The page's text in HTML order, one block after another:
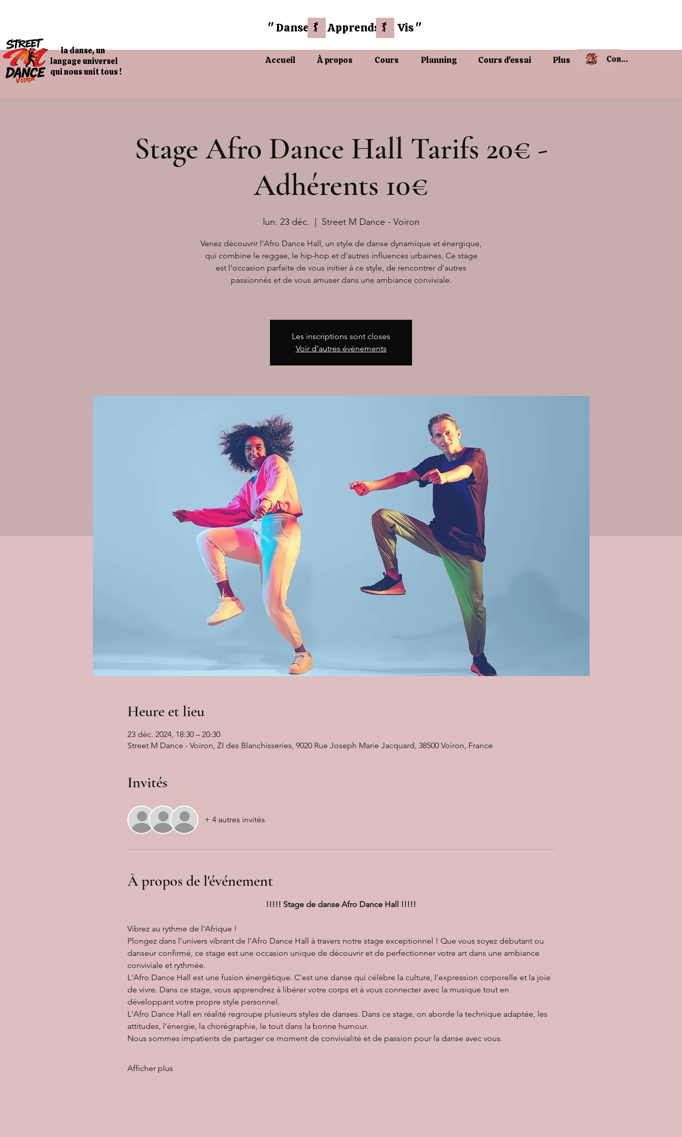
" Danse Apprends Vis "
la danse, un
langage universel
qui nous unit tous !
Accueil À propos Cours Planning Cours d'essai Plus Connexion
Stage Afro Dance Hall Tarifs 20€ -
Adhérents 10€
lun. 23 déc. Street M Dance - Voiron
Venez découvrir l'Afro Dance Hall, un style de danse dynamique et énergique,
qui combine le reggae, le hip-hop et d'autres influences urbaines. Ce stage
est l'occasion parfaite de vous initier à ce style, de rencontrer d'autres
passionnés et de vous amuser dans une ambiance conviviale.
Les inscriptions sont closes
Voir d'autres événements
Heure et lieu
23 déc. 2024, 18:30 – 20:30
Street M Dance - Voiron, ZI des Blanchisseries, 9020 Rue Joseph Marie Jacquard, 38500 Voiron, France
Invités
+ 4 autres invités
À propos de l'événement
!!!!! Stage de danse Afro Dance Hall !!!!!
Vibrez au rythme de l'Afrique !
Plongez dans l'univers vibrant de l'Afro Dance Hall à travers notre stage exceptionnel ! Que vous soyez débutant ou
danseur confirmé, ce stage est une occasion unique de découvrir et de perfectionner votre art dans une ambiance
conviviale et rythmée.
L'Afro Dance Hall est une fusion énergétique. C'est une danse qui célèbre la culture, l'expression corporelle et la joie
de vivre. Dans ce stage, vous apprendrez à libérer votre corps et à vous connecter avec la musique tout en
développant votre propre style personnel.
L'Afro Dance Hall en réalité regroupe plusieurs styles de danses. Dans ce stage, on aborde la technique adaptée, les
attitudes, l'énergie, la chorégraphie, le tout dans la bonne humour.
Nous sommes impatients de partager ce moment de convivialité et de passion pour la danse avec vous.
Afficher plus